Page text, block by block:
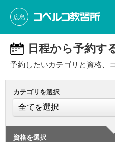
広島
日程から予約す
予約したいカテゴリと資格、
カテゴリを選択
資格を選択